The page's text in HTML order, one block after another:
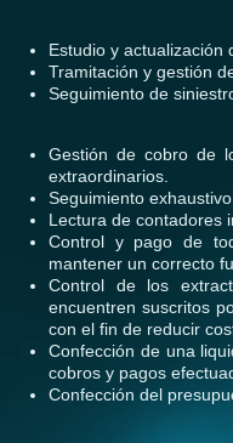
Estudio y actualización
Tramitación y gestión
Seguimiento de
Gestión de cobro de
extraordinarios.
Seguimiento
Lectura de contadores
Control y pago de
mantener un correcto
Control de los
encuentren suscritos
con el fin de reducir
Confección de una
cobros y pagos
Confección del